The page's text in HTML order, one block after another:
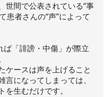
世間で公表されている“事
患者さんの“声”によって
ば「誹謗・中傷」が際立
ケースは声を上げること
になってしまっては、
生むだけです。